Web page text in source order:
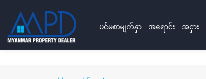
ပင်မစာမျက်နှာ အရောင်း အငှား